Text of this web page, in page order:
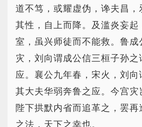
道不笃，或耀虚伪，谗夫昌，
其性，自上而降。及滥炎妄起
室，虽兴师徒而不能救。鲁成
灾，刘向谓成公信三桓子孙之
应。襄公九年春，宋火，刘向
其大夫华弱奔鲁之应。今宫灾
陛下拱默内省而追革之，罢
之法，天下之幸也。